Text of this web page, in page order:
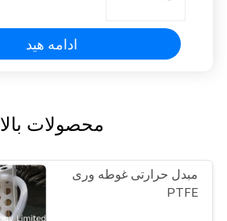
ادامه هید
محصولات بالا
مبدل حرارتی غوطه وری
PTFE